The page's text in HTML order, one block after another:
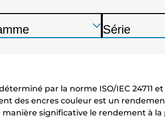
Appuyez
sur
I
r
i
m
Série
Appuyez
sur
par la norme ISO/IEC 24711
des encres couleur est un
significative le rendement à la